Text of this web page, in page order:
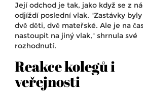
Její odchod je tak, jako když se z
odjíždí poslední vlak. "Zastávky
dvě děti, dvě mateřské. Ale je na
nastoupit na jiný vlak," shrnula své
rozhodnutí.
Reakce kolegů i
veřejnosti